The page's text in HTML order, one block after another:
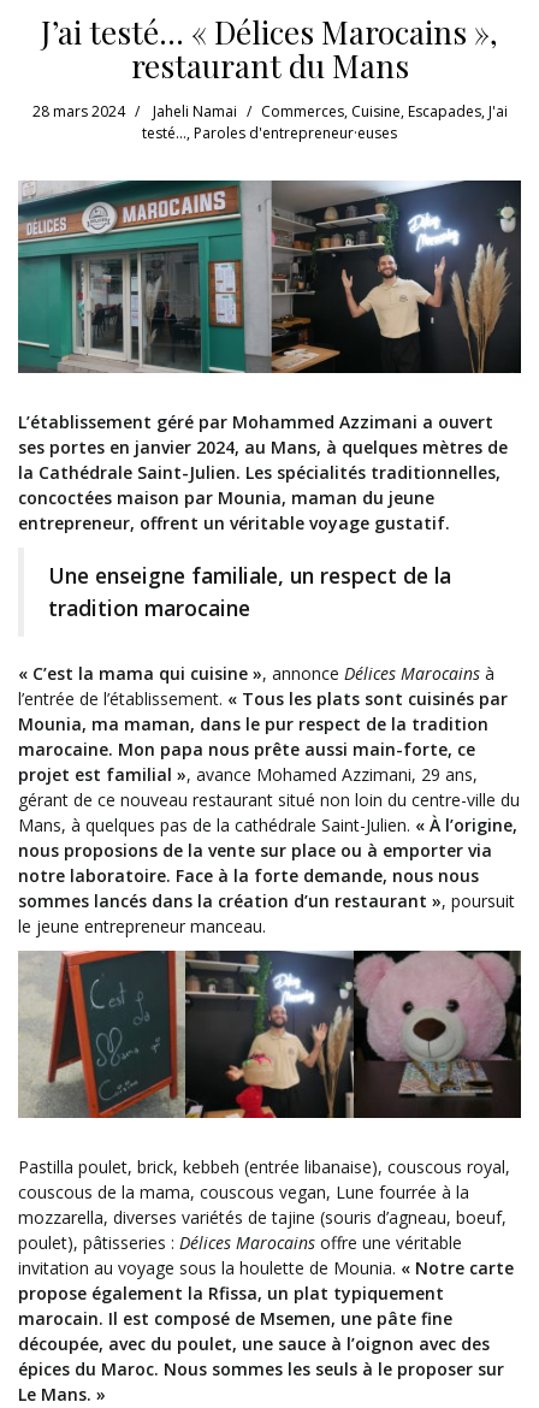
J’ai testé… « Délices Marocains »,
restaurant du Mans
28 mars 2024 Jaheli Namai Commerces, Cuisine,Escapades,J'ai
testé...,Paroles d'entrepreneur·euses
L’établissement géré par Mohammed Azzimani a ouvert
ses portes en janvier 2024, au Mans, à quelques mètres de
la Cathédrale Saint-Julien. Les spécialités traditionnelles,
concoctées maison par Mounia, maman du jeune
entrepreneur, offrent un véritable voyage gustatif.
Une enseigne familiale, un respect de la
tradition marocaine
« C’est la mama qui cuisine », annonce Délices Marocains à
l’entrée de l’établissement. « Tous les plats sont cuisinés par
Mounia, ma maman, dans le pur respect de la tradition
marocaine. Mon papa nous prête aussi main-forte, ce
projet est familial », avance Mohamed Azzimani, 29 ans,
gérant de ce nouveau restaurant situé non loin du centre-ville du
Mans, à quelques pas de la cathédrale Saint-Julien. « À l’origine,
nous proposions de la vente sur place ou à emporter via
notre laboratoire. Face à la forte demande, nous nous
sommes lancés dans la création d’un restaurant », poursuit
le jeune entrepreneur manceau.
Pastilla poulet, brick, kebbeh (entrée libanaise), couscous royal,
couscous de la mama, couscous vegan, Lune fourrée à la
mozzarella, diverses variétés de tajine (souris d’agneau, boeuf,
poulet), pâtisseries : Délices Marocains offre une véritable
invitation au voyage sous la houlette de Mounia. « Notre carte
propose également la Rfissa, un plat typiquement
marocain. Il est composé de Msemen, une pâte fine
découpée, avec du poulet, une sauce à l’oignon avec des
épices du Maroc. Nous sommes les seuls à le proposer sur
Le Mans. »